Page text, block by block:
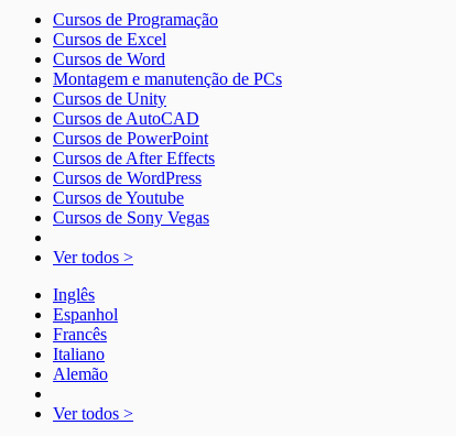
Cursos de Programação
Cursos de Excel
Cursos de Word
Montagem e manutenção de PCs
Cursos de Unity
Cursos de AutoCAD
Cursos de PowerPoint
Cursos de After Effects
Cursos de WordPress
Cursos de Youtube
Cursos de Sony Vegas
Ver todos >
Inglês
Espanhol
Francês
Italiano
Alemão
Ver todos >